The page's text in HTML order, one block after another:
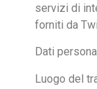
servizi di
forniti da
Dati
Luogo del